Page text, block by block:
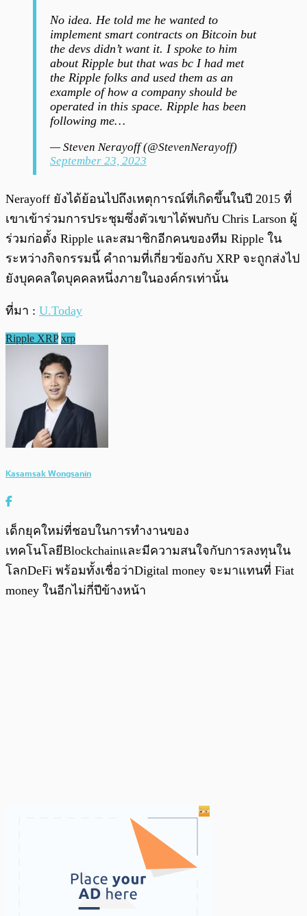
No idea. He told me he wanted to
implement smart contracts on Bitcoin but
the devs didn’t want it. I spoke to him
about Ripple but that was bc I had met
the Ripple folks and used them as an
example of how a company should be
operated in this space. Ripple has been
following me…
— Steven Nerayoff (@StevenNerayoff)
September 23, 2023
Nerayoff ยังได้ย้อนไปถึงเหตุการณ์ที่เกิดขึ้นในปี 2015 ที่
เขาเข้าร่วมการประชุมซึ่งตัวเขาได้พบกับ Chris Larson ผู้
ร่วมก่อตั้ง Ripple และสมาชิกอีกคนของทีม Ripple ใน
ระหว่างกิจกรรมนี้ คำถามที่เกี่ยวข้องกับ XRP จะถูกส่งไป
ยังบุคคลใดบุคคลหนึ่งภายในองค์กรเท่านั้น
ที่มา : U.Today
Ripple XRP xrp
Kasamsak Wongsanin
เด็กยุคใหม่ที่ชอบในการทำงานของ
เทคโนโลยีBlockchainและมีความสนใจกับการลงทุนใน
โลกDeFi พร้อมทั้งเชื่อว่าDigital money จะมาแทนที่ Fiat
money ในอีกไม่กี่ปีข้างหน้า